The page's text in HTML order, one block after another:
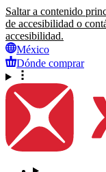
Saltar a contenido
de accesibilidad o
accesibilidad.
México
Dónde comprar